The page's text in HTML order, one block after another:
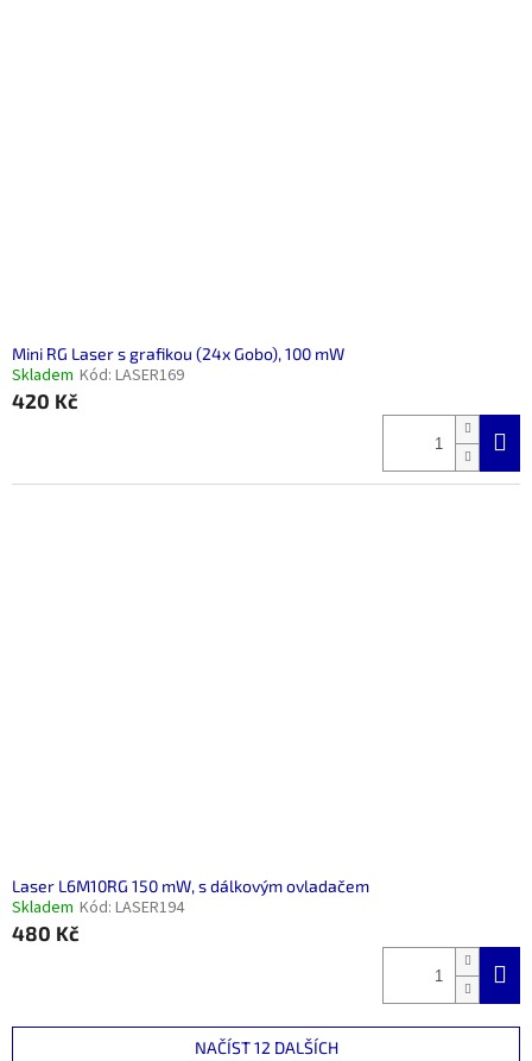
Mini RG Laser s grafikou (24x Gobo), 100 mW
Skladem Kód: LASER169
420 Kč
Laser L6M10RG 150 mW, s dálkovým ovladačem
Skladem Kód: LASER194
480 Kč
NAČÍST 12 DALŠÍCH